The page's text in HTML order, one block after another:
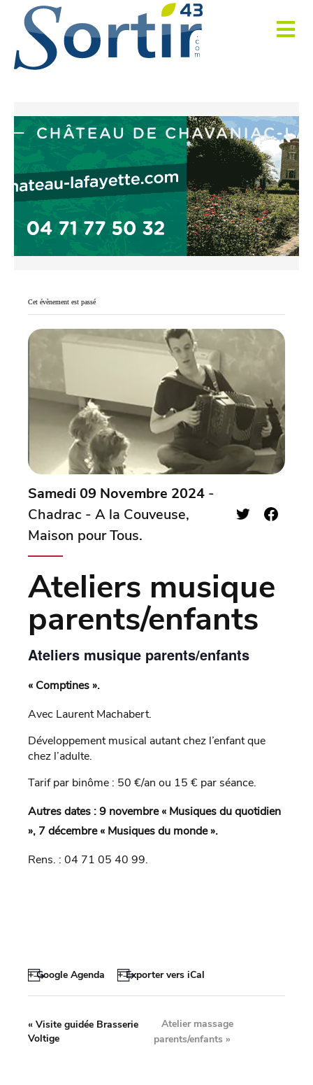
Cet évènement est passé
Samedi 09 Novembre 2024 -
Chadrac - A la Couveuse,
Maison pour Tous.
Ateliers musique
parents/enfants
Ateliers musique parents/enfants
« Comptines ».
Avec Laurent Machabert.
Développement musical autant chez l’enfant que
chez l’adulte.
Tarif par binôme : 50 €/an ou 15 € par séance.
Autres dates : 9 novembre « Musiques du quotidien
», 7 décembre « Musiques du monde ».
Rens. : 04 71 05 40 99.
+ Google Agenda + Exporter vers iCal
« Visite guidée Brasserie
Voltige
Atelier massage
parents/enfants »